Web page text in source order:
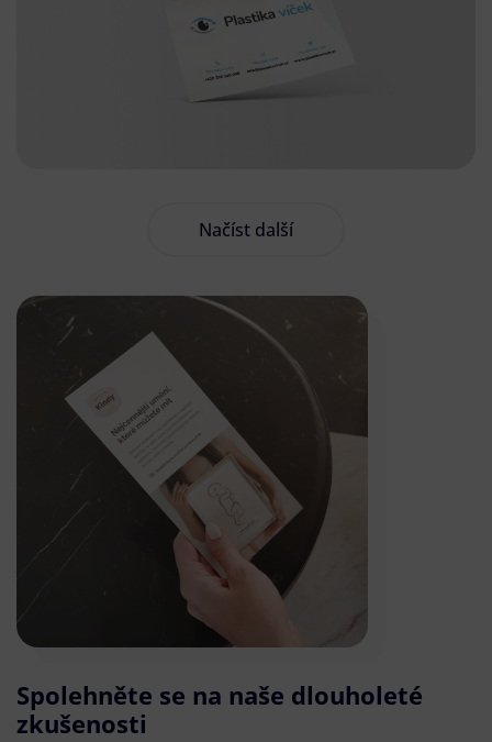
Načíst další
Spolehněte se na naše dlouholeté
zkušenosti